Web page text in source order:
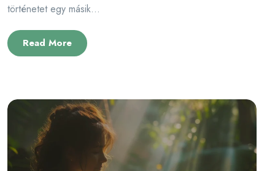
történetet egy másik...
Read More